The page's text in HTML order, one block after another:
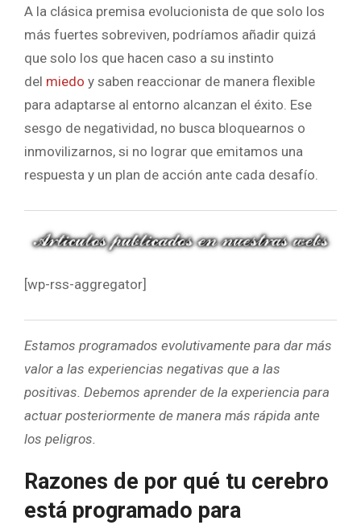
A la clásica premisa evolucionista de que solo los
más fuertes sobreviven, podríamos añadir quizá
que solo los que hacen caso a su instinto
del miedo y saben reaccionar de manera flexible
para adaptarse al entorno alcanzan el éxito. Ese
sesgo de negatividad, no busca bloquearnos o
inmovilizarnos, si no lograr que emitamos una
respuesta y un plan de acción ante cada desafío.
[wp-rss-aggregator]
Estamos programados evolutivamente para dar más
valor a las experiencias negativas que a las
positivas. Debemos aprender de la experiencia para
actuar posteriormente de manera más rápida ante
los peligros.
Razones de por qué tu cerebro
está programado para